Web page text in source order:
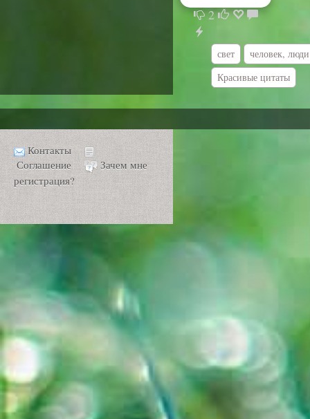
2
свет
человек, люди
Красивые цитаты
Контакты
Соглашение
Зачем мне
регистрация?